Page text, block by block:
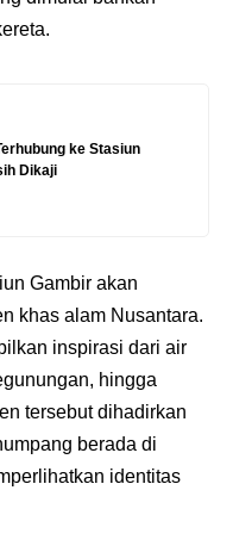
ke Stasiun
Dikaji
Gambir akan
khas alam Nusantara.
inspirasi dari air
hingga
tersebut dihadirkan
berada di
identitas